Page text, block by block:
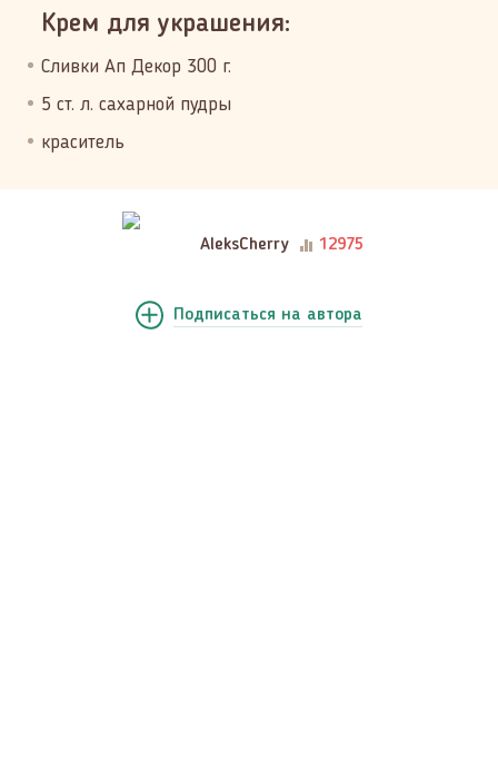
Крем для украшения:
Сливки Ап Декор 300 г.
5 ст. л. сахарной пудры
краситель
AleksCherry 12975
Подписаться на автора